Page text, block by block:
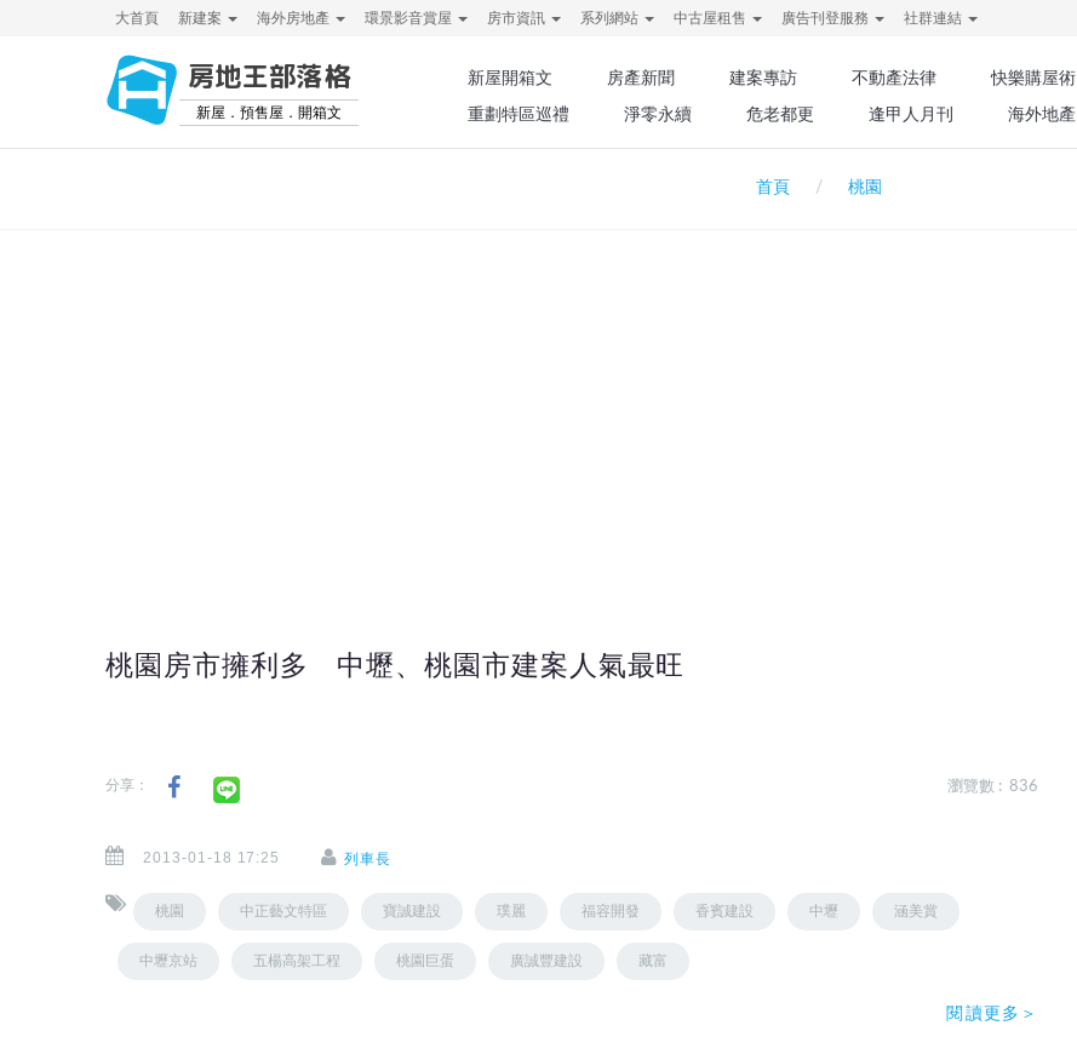
大首頁 新建案 海外房地產 環景影音賞屋 房市資訊 系列網站 中古屋租售 廣告刊登服務 社群連結
房地王部落格
新屋．預售屋．開箱文
新屋開箱文 房產新聞 建案專訪 不動產法律 快樂購屋術
重劃特區巡禮
淨零永續 危老都更 逢甲人月刊 海外地產
首頁 桃園
桃園房市擁利多 中壢、桃園市建案人氣最旺
分享： 瀏覽數 : 836
2013-01-18 17:25 列車長
桃園 中正藝文特區 寶誠建設 璞麗 福容開發 香賓建設 中壢 涵美賞
中壢京站 五楊高架工程 桃園巨蛋 廣誠豐建設 藏富
閱讀更多＞